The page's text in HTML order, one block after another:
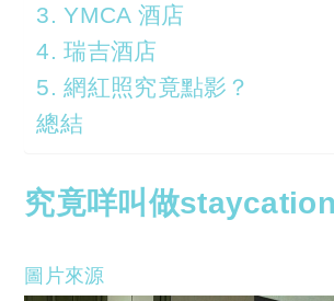
3. YMCA 酒店
4. 瑞吉酒店
5. 網紅照究竟點影？
總結
究竟咩叫做
圖片來源